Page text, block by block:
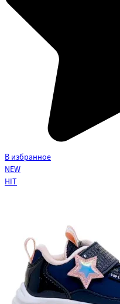
В избранное
NEW
HIT